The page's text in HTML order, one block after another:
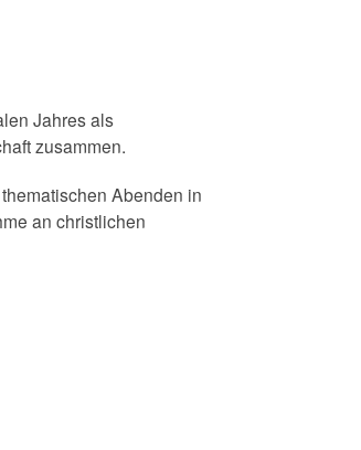
Jahres als
zusammen.
Abenden in
an christlichen